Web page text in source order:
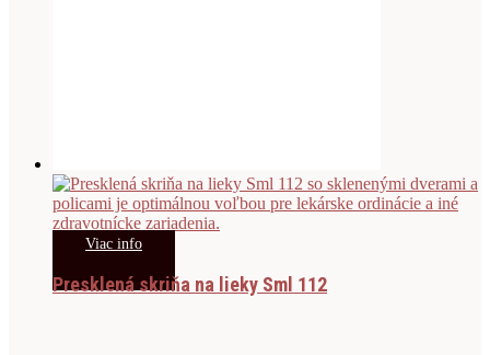
Viac info
Presklená skriňa na lieky Sml 112